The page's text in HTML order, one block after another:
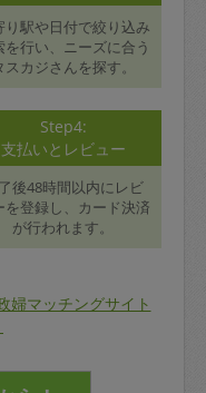
り駅や日付で絞り込み
を行い、ニーズに合う
スカジさんを探す。
Step4:
支払いとレビュー
後48時間以内にレビ
を登録し、カード決済
が行われます。
婦マッチングサイト